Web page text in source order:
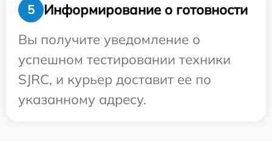
5
Информирование о готовности
Вы получите уведомление о
успешном тестировании техники
SJRC, и курьер доставит ее по
указанному адресу.